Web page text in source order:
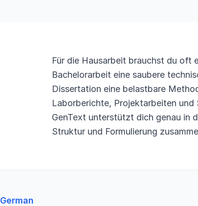
Für die Hausarbeit brauchst du oft
Bachelorarbeit eine saubere
Dissertation eine belastbare
Laborberichte, Projektarbeiten
GenText unterstützt dich genau in
Struktur und Formulierung
German